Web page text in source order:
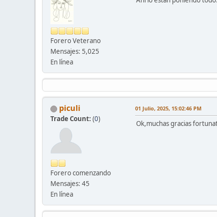
Forero Veterano
Mensajes: 5,025
En línea
piculi
Trade Count: (0)
Forero comenzando
Mensajes: 45
En línea
01 Julio, 2025, 15:02:46 PM
Ok,muchas gracias